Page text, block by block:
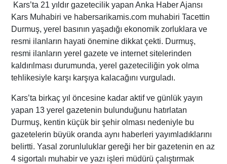
Kars’ta 21 yıldır gazetecilik yapan Anka Haber Ajansı
Kars Muhabiri ve habersarikamis.com muhabiri Tacettin
Durmuş, yerel basının yaşadığı ekonomik zorluklara ve
resmi ilanların hayati önemine dikkat çekti. Durmuş,
resmi ilanların yerel gazete ve internet sitelerinden
kaldırılması durumunda, yerel gazeteciliğin yok olma
tehlikesiyle karşı karşıya kalacağını vurguladı.
Kars’ta birkaç yıl öncesine kadar aktif ve günlük yayın
yapan 13 yerel gazetenin bulunduğunu hatırlatan
Durmuş, kentin küçük bir şehir olması nedeniyle bu
gazetelerin büyük oranda aynı haberleri yayımladıklarını
belirtti. Yasal zorunluluklar gereği her bir gazetenin en az
4 sigortalı muhabir ve yazı işleri müdürü çalıştırmak